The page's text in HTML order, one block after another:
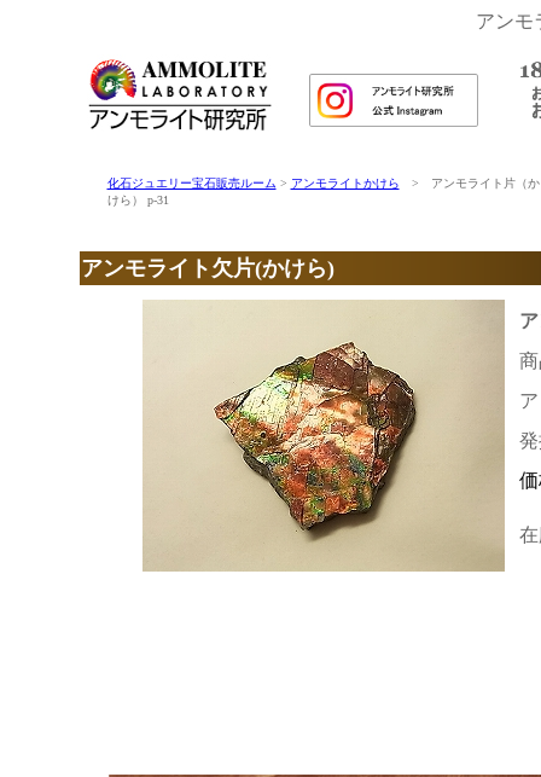
アンモ
化石ジュエリー宝石販売ルーム > アンモライトかけら > アンモライト片（か
けら） p-31
アンモライト欠片(かけら)